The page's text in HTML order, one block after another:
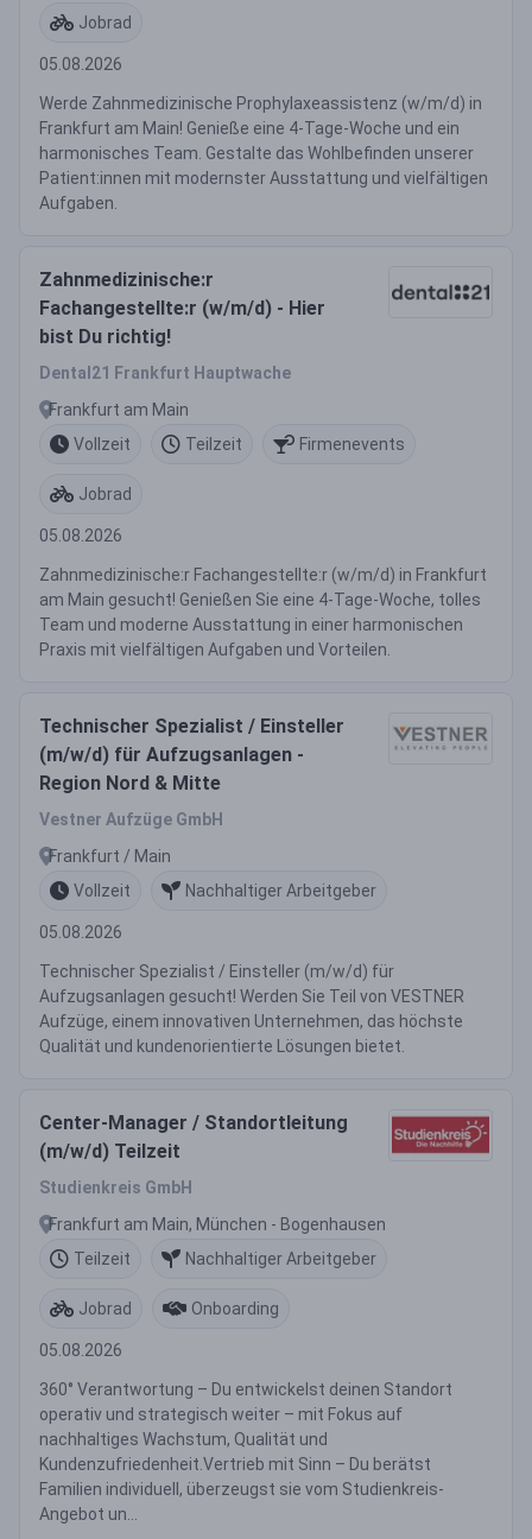
Jobrad
05.08.2026
Werde Zahnmedizinische Prophylaxeassistenz (w/m/d) in
Frankfurt am Main! Genieße eine 4-Tage-Woche und ein
harmonisches Team. Gestalte das Wohlbefinden unserer
Patient:innen mit modernster Ausstattung und vielfältigen
Aufgaben.
Zahnmedizinische:r
Fachangestellte:r (w/m/d) - Hier
bist Du richtig!
Dental21 Frankfurt Hauptwache
Frankfurt am Main
Vollzeit
Teilzeit Firmenevents
Jobrad
05.08.2026
Zahnmedizinische:r Fachangestellte:r (w/m/d) in Frankfurt
am Main gesucht! Genießen Sie eine 4-Tage-Woche, tolles
Team und moderne Ausstattung in einer harmonischen
Praxis mit vielfältigen Aufgaben und Vorteilen.
Technischer Spezialist / Einsteller
(m/w/d) für Aufzugsanlagen -
Region Nord & Mitte
Vestner Aufzüge GmbH
Frankfurt / Main
Vollzeit
Nachhaltiger Arbeitgeber
05.08.2026
Technischer Spezialist / Einsteller (m/w/d) für
Aufzugsanlagen gesucht! Werden Sie Teil von VESTNER
Aufzüge, einem innovativen Unternehmen, das höchste
Qualität und kundenorientierte Lösungen bietet.
Center-Manager / Standortleitung
(m/w/d) Teilzeit
Studienkreis GmbH
Frankfurt am Main, München - Bogenhausen
Teilzeit
Nachhaltiger Arbeitgeber
Jobrad Onboarding
05.08.2026
360° Verantwortung – Du entwickelst deinen Standort
operativ und strategisch weiter – mit Fokus auf
nachhaltiges Wachstum, Qualität und
Kundenzufriedenheit.Vertrieb mit Sinn – Du berätst
Familien individuell, überzeugst sie vom Studienkreis-
Angebot un...